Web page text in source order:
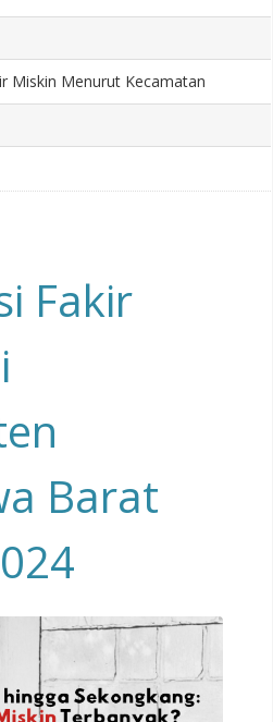
Miskin Menurut Kecamatan
Fakir
Barat